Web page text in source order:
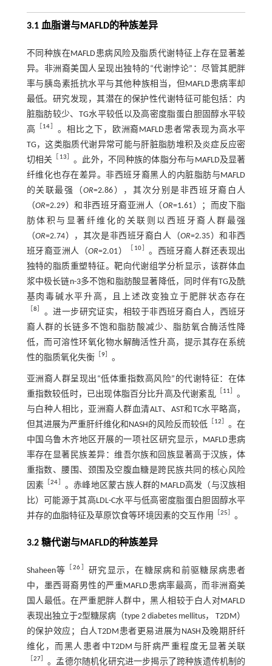
3.1 血脂谱与MAFLD的种族差异
不同种族在MAFLD患病风险及脂质代谢特征上存在显著差
异。非洲裔美国人呈现出独特的“代谢悖论”：尽管其肥胖
率与胰岛素抵抗水平与其他种族相当，但MAFLD患病率却
最低。研究发现，其潜在的保护性代谢特征可能包括：内
脏脂肪较少、TG水平较低以及高密度脂蛋白胆固醇水平较
高
［14］ 。相比之下，欧洲裔MAFLD患者常表现为高水平
TG，这类脂质代谢异常可能与肝脏脂肪堆积及炎症反应密
切相关
［ 13］ 。此外，不同种族的体脂分布与MAFLD及显著
纤维化也存在差异。非西班牙裔黑人的内脏脂肪与MAFLD
的关联最强（OR=2.86），其次分别是非西班牙裔白人
（OR=2.29）和非西班牙裔亚洲人（OR=1.61）；而皮下脂
肪体积与显著纤维化的关联则以西班牙裔人群最强
（OR=2.74），其次是非西班牙裔白人（OR=2.35）和非西
班牙裔亚洲人（OR=2.01） ［ 10］ 。西班牙裔人群还表现出
独特的脂质重塑特征。靶向代谢组学分析显示，该群体血
浆中极长链n-3多不饱和脂肪酸显著降低，同时伴有TG及酰
基肉毒碱水平升高，且上述改变独立于肥胖状态存在
［8］ 。进一步研究证实，相较于非西班牙裔白人，西班牙
裔人群的长链多不饱和脂肪酸减少、脂肪氧合酶活性降
低，而可溶性环氧化物水解酶活性升高，提示其存在系统
性的脂质氧化失衡［9］ 。
亚洲裔人群呈现出“低体重指数高风险”的代谢特征：在体
重指数较低时，已出现体脂百分比升高及代谢紊乱 ［11］ 。
与白种人相比，亚洲裔人群血清ALT、AST和TC水平略高，
但其进展为严重肝纤维化和NASH的风险反而较低 ［12］ 。在
中国乌鲁木齐地区开展的一项社区研究显示，MAFLD患病
率存在显著民族差异：维吾尔族和回族显著高于汉族，体
重指数、腰围、颈围及空腹血糖是跨民族共同的核心风险
因素 ［24］ 。赤峰地区蒙古族人群的MAFLD高发（与汉族相
比）可能源于其高LDL-C水平与低高密度脂蛋白胆固醇水平
并存的血脂特征及草原饮食等环境因素的交互作用
［25］ 。
3.2 糖代谢与MAFLD的种族差异
Shaheen等 ［26］ 研究显示，在糖尿病和前驱糖尿病患者
中，墨西哥裔男性的严重MAFLD患病率最高，而非洲裔美
国人最低。在严重肥胖人群中，黑人相较于白人对MAFLD
表现出独立于2型糖尿病（type 2 diabetes mellitus， T2DM）
的保护效应；白人T2DM患者更易进展为NASH及晚期肝纤
维化，而黑人患者中T2DM与肝病严重程度无显著关联
［27］ 。孟德尔随机化研究进一步揭示了跨种族遗传机制的